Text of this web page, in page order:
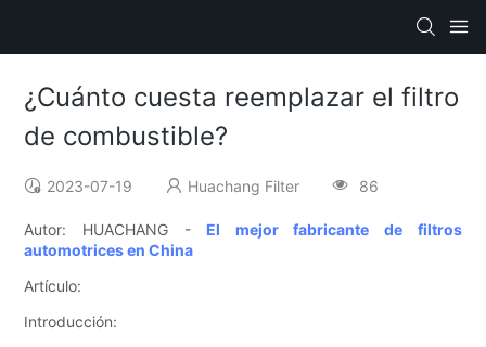
¿Cuánto cuesta reemplazar el filtro
de combustible?
2023-07-19 Huachang Filter 86
Autor: HUACHANG - El mejor fabricante de filtros
automotrices en China
Artículo:
Introducción: